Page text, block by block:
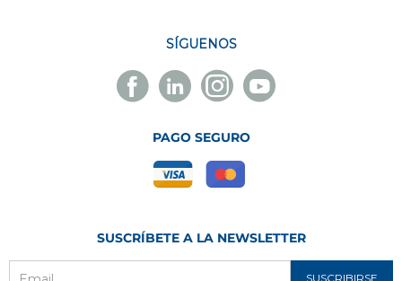
SÍGUENOS
Facebook
Novelec
Linkedin
Novelec
Instagram
Novelec
Youtube
Novelec
PAGO SEGURO
SUSCRÍBETE A LA NEWSLETTER
SUSCRIBIRSE